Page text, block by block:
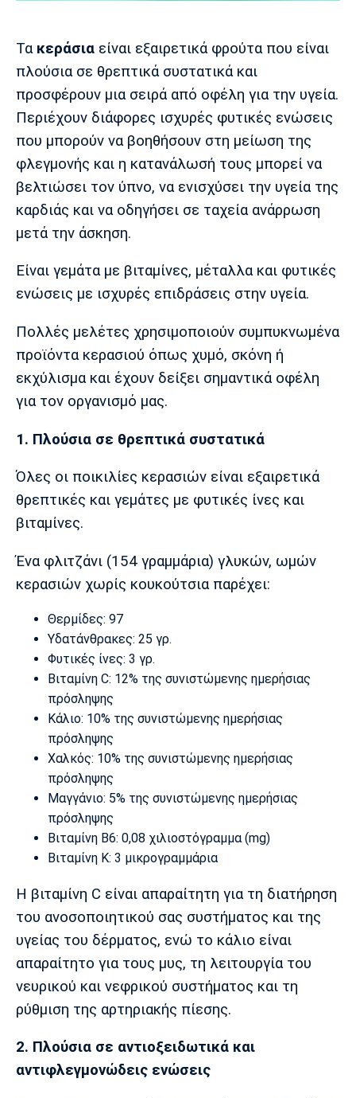
Πολιτισμός
Τραγούδια
Cine Spot
Running
Media
Παρασκήνιο
Πρόγραμμα TV
Ιωνικός Πανσερραϊκός
Μαδρίτης
Μαδρίτης
Μάντσεστερ
Γιουνάιτεντ
Τσέλσι Άρσεναλ
Λίβερπουλ
Μάντσεστερ
Σίτι
Γιουβέντους
Ντόρτμουντ
Ζερμέν
Μονακό
Ερυθρός
Τα κεράσια είναι εξαιρετικά φρούτα που είναι
πλούσια σε θρεπτικά συστατικά και
προσφέρουν μια σειρά από οφέλη για την υγεία.
Περιέχουν διάφορες ισχυρές φυτικές ενώσεις
που μπορούν να βοηθήσουν στη μείωση της
φλεγμονής και η κατανάλωσή τους μπορεί να
βελτιώσει τον ύπνο, να ενισχύσει την υγεία της
καρδιάς και να οδηγήσει σε ταχεία ανάρρωση
μετά την άσκηση.
Είναι γεμάτα με βιταμίνες, μέταλλα και φυτικές
ενώσεις με ισχυρές επιδράσεις στην υγεία.
Πολλές μελέτες χρησιμοποιούν συμπυκνωμένα
προϊόντα κερασιού όπως χυμό, σκόνη ή
εκχύλισμα και έχουν δείξει σημαντικά οφέλη
για τον οργανισμό μας.
1. Πλούσια σε θρεπτικά συστατικά
Όλες οι ποικιλίες κερασιών είναι εξαιρετικά
θρεπτικές και γεμάτες με φυτικές ίνες και
βιταμίνες.
Ένα φλιτζάνι (154 γραμμάρια) γλυκών, ωμών
κερασιών χωρίς κουκούτσια παρέχει:
Θερμίδες: 97
Υδατάνθρακες: 25 γρ.
Φυτικές ίνες: 3 γρ.
Βιταμίνη C: 12% της συνιστώμενης ημερήσιας
πρόσληψης
Κάλιο: 10% της συνιστώμενης ημερήσιας
πρόσληψης
Χαλκός: 10% της συνιστώμενης ημερήσιας
πρόσληψης
Μαγγάνιο: 5% της συνιστώμενης ημερήσιας
πρόσληψης
Βιταμίνη Β6: 0,08 χιλιοστόγραμμα (mg)
Βιταμίνη Κ: 3 μικρογραμμάρια
Η βιταμίνη C είναι απαραίτητη για τη διατήρηση
του ανοσοποιητικού σας συστήματος και της
υγείας του δέρματος, ενώ το κάλιο είναι
απαραίτητο για τους μυς, τη λειτουργία του
νευρικού και νεφρικού συστήματος και τη
ρύθμιση της αρτηριακής πίεσης.
2. Πλούσια σε αντιοξειδωτικά και
αντιφλεγμονώδεις ενώσεις